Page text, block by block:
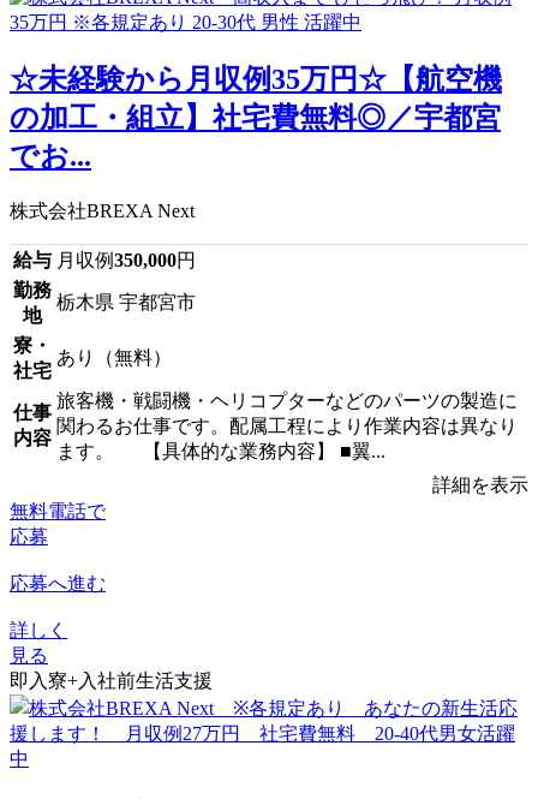
☆未経験から月収例35万円☆【航空機
の加工・組立】社宅費無料◎／宇都宮
でお...
株式会社BREXA Next
給与 月収例350,000円
勤務
地
栃木県 宇都宮市
寮・
社宅
あり（無料）
仕事
内容
旅客機・戦闘機・ヘリコプターなどのパーツの製造に
関わるお仕事です。配属工程により作業内容は異なり
ます。 【具体的な業務内容】 ■翼...
詳細を表示
無料電話で
応募
応募へ進む
詳しく
見る
即入寮+入社前生活支援